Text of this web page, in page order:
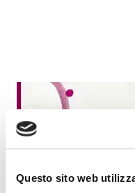
Questo sito web